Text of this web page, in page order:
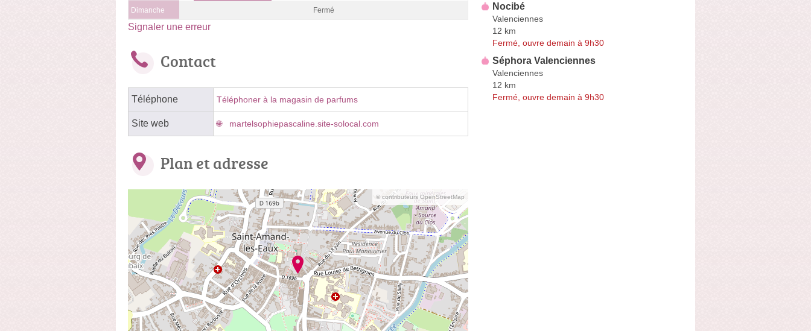
Dimanche Fermé
Signaler une erreur
Contact
Téléphone Téléphoner à la magasin de parfums
Site web martelsophiepascaline.site-solocal.com
Plan et adresse
© contributeurs OpenStreetMap
Nocibé
Valenciennes
12 km
Fermé, ouvre demain à 9h30
Séphora Valenciennes
Valenciennes
12 km
Fermé, ouvre demain à 9h30